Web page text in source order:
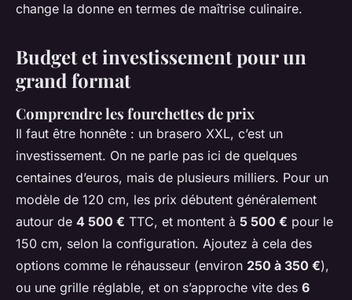
change la donne en termes de maîtrise culinaire.
Budget et investissement pour un
grand format
Comprendre les fourchettes de prix
Il faut être honnête : un brasero XXL, c’est un
investissement. On ne parle pas ici de quelques
centaines d’euros, mais de plusieurs milliers. Pour un
modèle de 120 cm, les prix débutent généralement
autour de 4 500 € TTC, et montent à 5 500 € pour le
150 cm, selon la configuration. Ajoutez à cela des
options comme le réhausseur (environ 250 à 350 €),
ou une grille réglable, et on s’approche vite des 6